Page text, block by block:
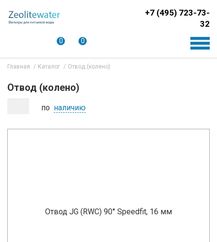
+7 (495) 723-73-
32
0 0
Главная Каталог Отвод (колено)
Отвод (колено)
по наличию
Отвод JG (RWC) 90° Speedfit, 16 мм